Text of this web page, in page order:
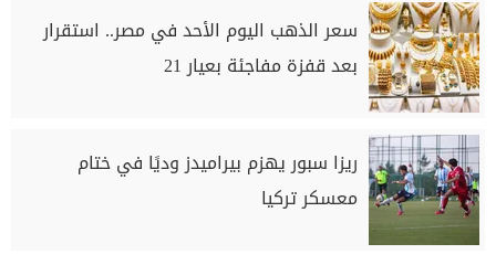
سعر الذهب اليوم الأحد في مصر.. استقرار
بعد قفزة مفاجئة بعيار 21
ريزا سبور يهزم بيراميدز وديًا في ختام
معسكر تركيا